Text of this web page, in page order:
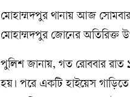
মোহাম্মদপুর থানায় আজ
মোহাম্মদপুর জোনের অতিরিক্ত
পুলিশ জানায়, গত রোববার রাত
হয়। পরে একটি হাইয়েস